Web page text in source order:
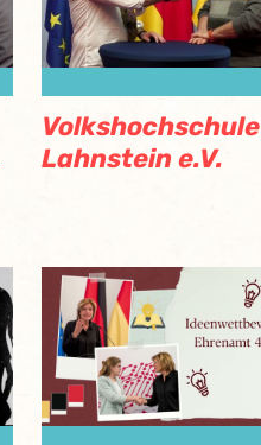
Volkshochschule
Lahnstein e.V.